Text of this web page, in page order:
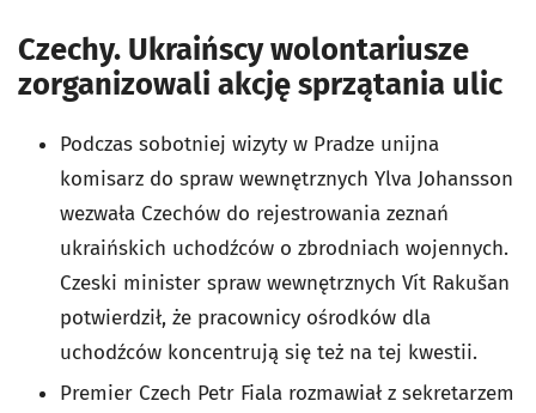
Czechy. Ukraińscy wolontariusze
zorganizowali akcję sprzątania ulic
Podczas sobotniej wizyty w Pradze unijna
komisarz do spraw wewnętrznych Ylva Johansson
wezwała Czechów do rejestrowania zeznań
ukraińskich uchodźców o zbrodniach wojennych.
Czeski minister spraw wewnętrznych Vít Rakušan
potwierdził, że pracownicy ośrodków dla
uchodźców koncentrują się też na tej kwestii.
Premier Czech Petr Fiala rozmawiał z sekretarzem